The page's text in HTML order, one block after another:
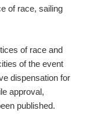
of race, sailing
of race and
of the event
dispensation for
approval,
published.